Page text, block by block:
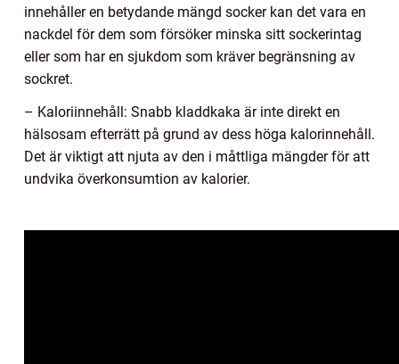
innehåller en betydande mängd socker kan det vara en
nackdel för dem som försöker minska sitt sockerintag
eller som har en sjukdom som kräver begränsning av
sockret.
– Kaloriinnehåll: Snabb kladdkaka är inte direkt en
hälsosam efterrätt på grund av dess höga kalorinnehåll.
Det är viktigt att njuta av den i måttliga mängder för att
undvika överkonsumtion av kalorier.